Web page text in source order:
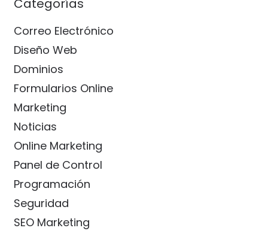
Categorías
Correo Electrónico
Diseño Web
Dominios
Formularios Online
Marketing
Noticias
Online Marketing
Panel de Control
Programación
Seguridad
SEO Marketing